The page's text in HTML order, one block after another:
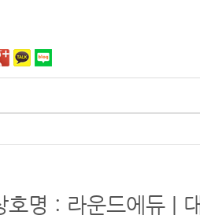
호명 : 라운드에듀 |